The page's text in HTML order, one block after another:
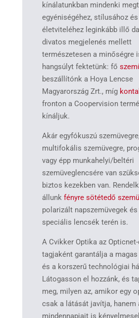
kínálatunkban mindenki
egyéniségéhez, stílusához és
életviteléhez leginkább illő
divatos megjelenés mellett
természetesen a minőségre
hangsúlyt fektetünk: fő
beszállítónk a Hoya Lencse
Magyarország Zrt., míg
fronton a Coopervision
kínáljuk.
Akár egyfókuszú
multifokális szemüvegre,
vagy épp munkahelyi/beltéri
szemüveglencsére van
biztos kezekben van.
állunk fényre sötétedő
polarizált napszemüvegek és
speciális lencsék terén is.
A Cvikker Optika az
tagjaként garantálja a
és a korszerű technológiai
Látogasson el hozzánk, és
meg, milyen az, amikor egy
csak a látását javítja, hanem
mindennapjait is